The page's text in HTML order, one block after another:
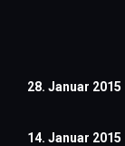
28. Januar 2015
14. Januar 2015